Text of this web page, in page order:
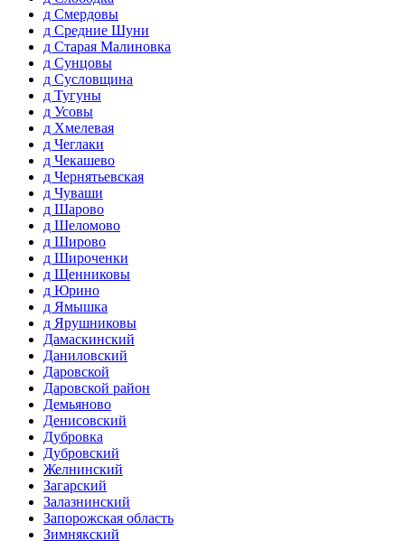
д Смердовы
д Средние Шуни
д Старая Малиновка
д Сунцовы
д Сусловщина
д Тугуны
д Усовы
д Хмелевая
д Чеглаки
д Чекашево
д Чернятьевская
д Чуваши
д Шарово
д Шеломово
д Широво
д Широченки
д Щенниковы
д Юрино
д Ямышка
д Ярушниковы
Дамаскинский
Даниловский
Даровской
Даровской район
Демьяново
Денисовский
Дубровка
Дубровский
Желнинский
Загарский
Залазнинский
Запорожская область
Зимнякский